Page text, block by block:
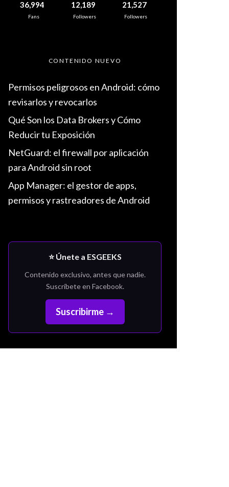
36,994
Fans
12,189
Followers
21,527
Followers
CONTENIDO NUEVO
Permisos peligrosos en Android: cómo
revisarlos y revocarlos
Qué Son los Data Brokers y Cómo
Reducir tu Exposición
NetGuard: el firewall por aplicación
para Android sin root
App Manager: el gestor de apps,
permisos y rastreadores de Android
⭐ Únete a ESGEEKS
Contenido exclusivo, antes que nadie.
Suscríbete en Facebook.
Suscribirme →